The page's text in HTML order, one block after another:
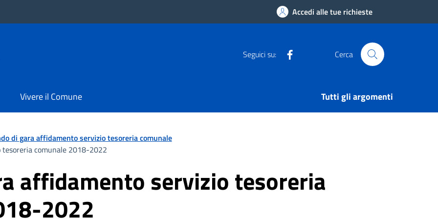
Accedi alle tue richieste
Seguici su: Cerca
Vivere il Comune Tutti gli argomenti
di gara affidamento servizio tesoreria comunale
comunale 2018-2022
affidamento servizio tesoreria
2022